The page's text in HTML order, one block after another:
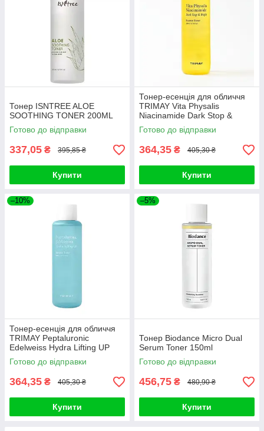
Тонер ISNTREE ALOE
SOOTHING TONER 200ML
Готово до відправки
337,05 ₴ 395,85 ₴
Купити
Тонер-есенція для обличчя
TRIMAY Vita Physalis
Niacinamide Dark Stop &
Bright Essence Toner 200ml
Готово до відправки
364,35 ₴ 405,30 ₴
Купити
–10%
Тонер-есенція для обличчя
TRIMAY Peptaluronic
Edelweiss Hydra Lifting UP
Essence Toner 200ml
Готово до відправки
364,35 ₴ 405,30 ₴
Купити
–5%
Тонер Biodance Micro Dual
Serum Toner 150ml
Готово до відправки
456,75 ₴ 480,90 ₴
Купити